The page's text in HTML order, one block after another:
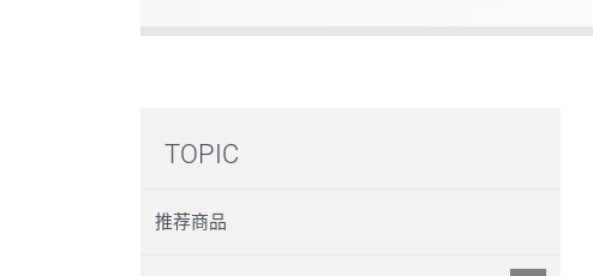
TOPIC
推荐商品